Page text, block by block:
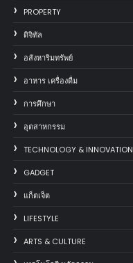
PROPERTY
ดิจิทัล
อสังหาริมทรัพย์
อาหาร เครื่องดื่ม
การศึกษา
อุตสาหกรรม
TECHNOLOGY & INNOVATION
GADGET
แก็ตเจ็ต
LIFESTYLE
ARTS & CULTURE